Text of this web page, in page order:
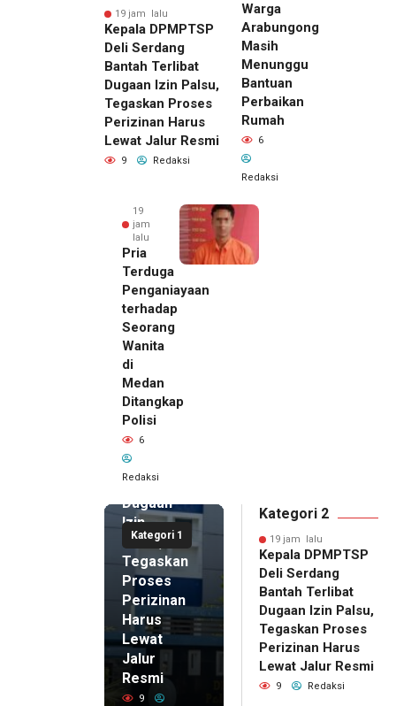
19 jam lalu
Kepala DPMPTSP
Deli Serdang
Bantah Terlibat
Dugaan Izin Palsu,
Tegaskan Proses
Perizinan Harus
Lewat Jalur Resmi
9 Redaksi
Warga
Arabungong
Masih
Menunggu
Bantuan
Perbaikan
Rumah
6
Redaksi
19
jam
lalu
Pria
Terduga
Penganiayaan
terhadap
Seorang
Wanita
di
Medan
Ditangkap
Polisi
6
Redaksi
Kategori 1
19 jam lalu
Kepala
DPMPTSP
Deli
Serdang
Bantah
Terlibat
Dugaan
Izin
Palsu,
Tegaskan
Proses
Perizinan
Harus
Lewat
Jalur
Resmi
9
Kategori 2
19 jam lalu
Kepala DPMPTSP
Deli Serdang
Bantah Terlibat
Dugaan Izin Palsu,
Tegaskan Proses
Perizinan Harus
Lewat Jalur Resmi
9 Redaksi